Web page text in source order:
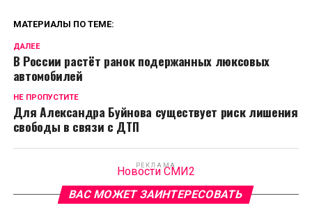
МАТЕРИАЛЫ ПО ТЕМЕ:
ДАЛЕЕ
В России растёт ранок подержанных люксовых
автомобилей
НЕ ПРОПУСТИТЕ
Для Александра Буйнова существует риск лишения
свободы в связи с ДТП
РЕКЛАМА
Новости СМИ2
ВАС МОЖЕТ ЗАИНТЕРЕСОВАТЬ